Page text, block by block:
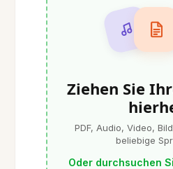
Ziehen Sie
PDF, Audio, Video,
beliebige
Oder durchsuchen